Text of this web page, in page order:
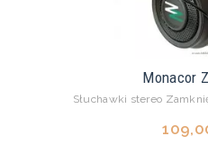
Monacor
Słuchawki stereo